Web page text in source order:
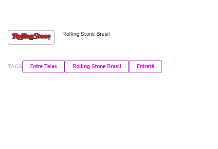
Rolling Stone Brasil
TAGS Entre Telas Rolling Stone Brasil Entretê